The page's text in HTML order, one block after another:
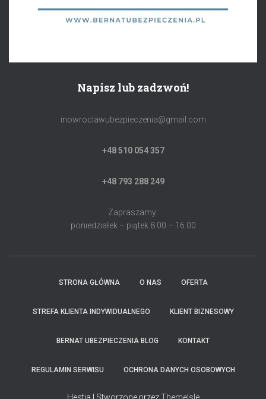
Napisz lub zadzwoń!
inowroclawubezpieczenia@gmail.com
+48 510 054 357
+48 793 288 249
Zapraszamy:
poniedziałek – piątek 8.00 – 16.00
STRONA GŁÓWNA O NAS OFERTA
STREFA KLIENTA INDYWIDUALNEGO KLIENT BIZNESOWY
BERNAT UBEZPIECZENIA BLOG KONTAKT
REGULAMIN SERWISU OCHRONA DANYCH OSOBOWYCH